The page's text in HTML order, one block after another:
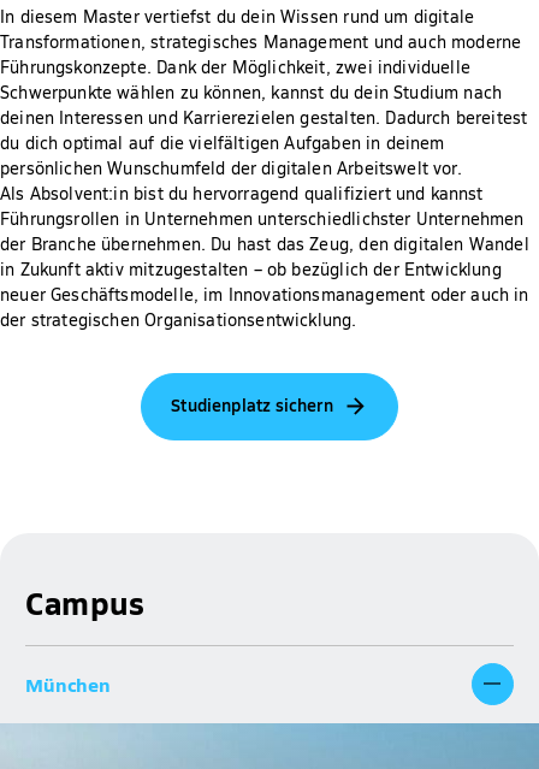
In diesem Master vertiefst du dein Wissen rund um digitale
Transformationen, strategisches Management und auch moderne
Führungskonzepte. Dank der Möglichkeit, zwei individuelle
Schwerpunkte wählen zu können, kannst du dein Studium nach
deinen Interessen und Karrierezielen gestalten. Dadurch bereitest
du dich optimal auf die vielfältigen Aufgaben in deinem
persönlichen Wunschumfeld der digitalen Arbeitswelt vor.
Als Absolvent:in bist du hervorragend qualifiziert und kannst
Führungsrollen in Unternehmen unterschiedlichster Unternehmen
der Branche übernehmen. Du hast das Zeug, den digitalen Wandel
in Zukunft aktiv mitzugestalten – ob bezüglich der Entwicklung
neuer Geschäftsmodelle, im Innovationsmanagement oder auch in
der strategischen Organisationsentwicklung.
Studienplatz sichern
Campus
München